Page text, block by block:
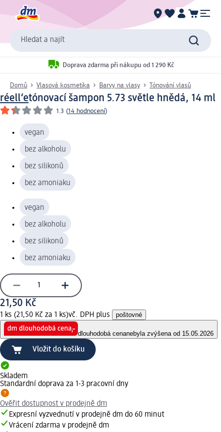
Hledat a najít
Doprava zdarma při nákupu od 1 290 Kč
Domů Vlasová kosmetika Barvy na vlasy Tónování vlasů
réell‘etónovací šampon 5.73 světle hnědá, 14 ml
1.3 (14 hodnocení)
vegan
bez alkoholu
bez silikonů
bez amoniaku
vegan
bez alkoholu
bez silikonů
bez amoniaku
21,50 Kč
1 ks (21,50 Kč za 1 ks)vč. DPH plus poštovné
dlouhodobá cenanebyla zvýšena od 15.05.2026
Vložit do košíku
Skladem
Standardní doprava za 1-3 pracovní dny
Ověřit dostupnost v prodejně dm
Expresní vyzvednutí v prodejně dm do 60 minut
Vrácení zdarma v prodejně dm